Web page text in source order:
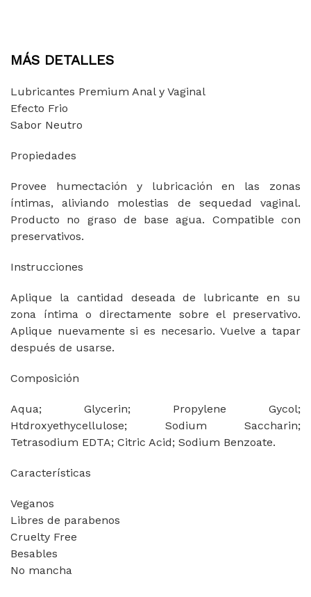
MÁS DETALLES
Lubricantes Premium Anal y Vaginal
Efecto Frio
Sabor Neutro
Propiedades
Provee humectación y lubricación en las zonas
íntimas, aliviando molestias de sequedad vaginal.
Producto no graso de base agua. Compatible con
preservativos.
Instrucciones
Aplique la cantidad deseada de lubricante en su
zona íntima o directamente sobre el preservativo.
Aplique nuevamente si es necesario. Vuelve a tapar
después de usarse.
Composición
Aqua; Glycerin; Propylene Gycol;
Htdroxyethycellulose; Sodium Saccharin;
Tetrasodium EDTA; Citric Acid; Sodium Benzoate.
Características
Veganos
Libres de parabenos
Cruelty Free
Besables
No mancha